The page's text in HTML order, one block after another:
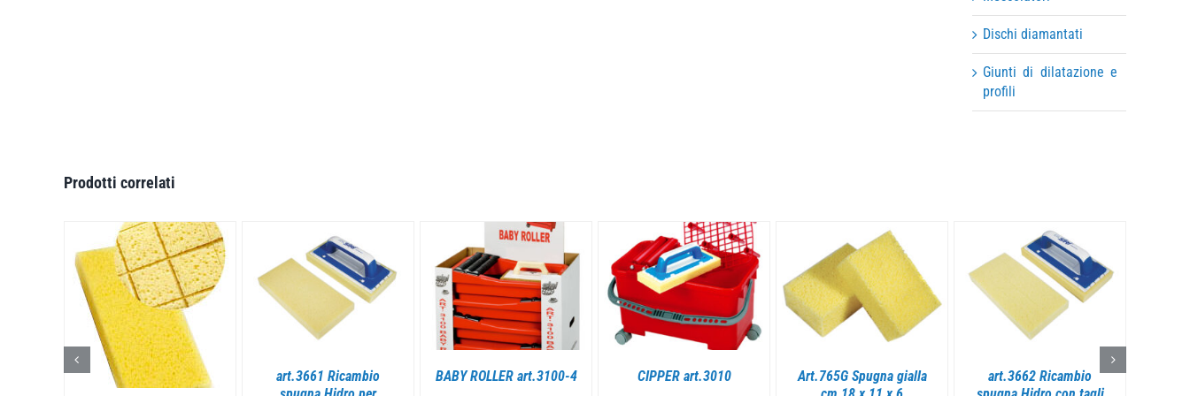
Dischi diamantati
Giunti di dilatazione e
profili
Prodotti correlati
DETTAGLI
art.3661 Ricambio
DETTAGLI
BABY ROLLER art.3100-4
DETTAGLI
CIPPER art.3010
DETTAGLI
Art.765G Spugna gialla
DETTAGLI
art.3662 Ricambio
DETTAGLI